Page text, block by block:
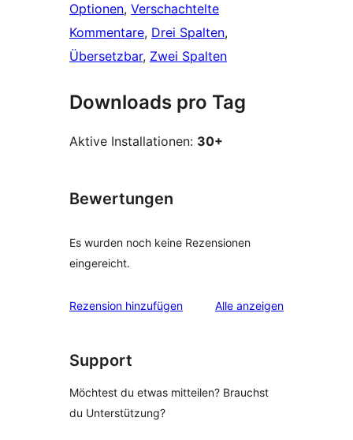
Optionen, Verschachtelte
Kommentare, Drei Spalten
Übersetzbar, Zwei Spalten
Downloads pro Tag
Aktive Installationen: 30+
Bewertungen
Es wurden noch keine Rezensionen
eingereicht.
Rezension hinzufügen Alle Rezensionen
anzeigen
Support
Möchtest du etwas mitteilen? Brauchst
du Unterstützung?